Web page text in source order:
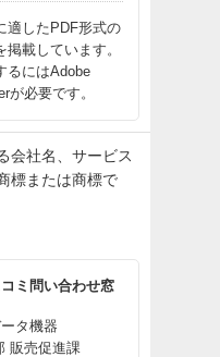
適したPDF形式の
掲載しています。
るにはAdobe
が必要です。
会社名、サービス
標または商標で
ミ問い合わせ窓
タ機器
販売促進課